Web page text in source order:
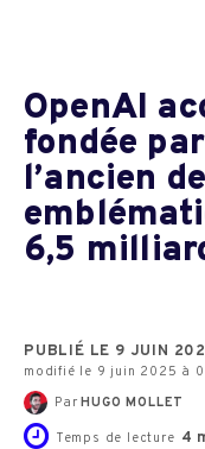
OpenAI
fondée
l’ancien
6,5
PUBLIÉ LE 9 JUIN
modifié le 9 juin 2025 à
Par HUGO MOLLET
Temps de lecture 4